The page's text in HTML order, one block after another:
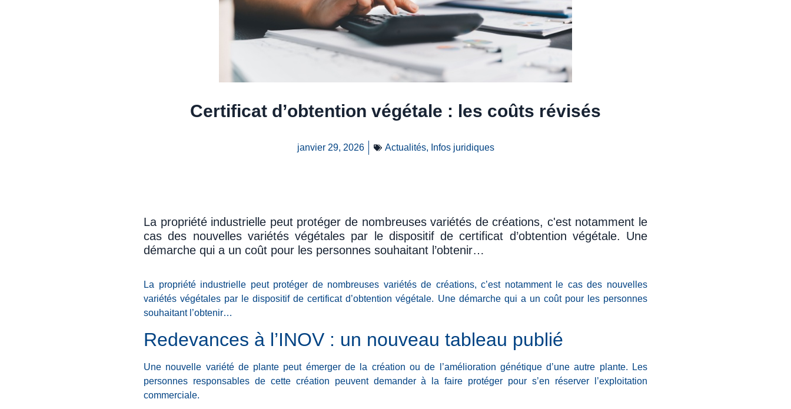
Certificat d’obtention végétale : les coûts révisés
janvier 29, 2026 Actualités, Infos juridiques
La propriété industrielle peut protéger de nombreuses variétés de créations, c'est notamment le
cas des nouvelles variétés végétales par le dispositif de certificat d’obtention végétale. Une
démarche qui a un coût pour les personnes souhaitant l’obtenir…
La propriété industrielle peut protéger de nombreuses variétés de créations, c’est notamment le cas des nouvelles
variétés végétales par le dispositif de certificat d’obtention végétale. Une démarche qui a un coût pour les personnes
souhaitant l’obtenir…
Redevances à l’INOV : un nouveau tableau publié
Une nouvelle variété de plante peut émerger de la création ou de l’amélioration génétique d’une autre plante. Les
personnes responsables de cette création peuvent demander à la faire protéger pour s’en réserver l’exploitation
commerciale.